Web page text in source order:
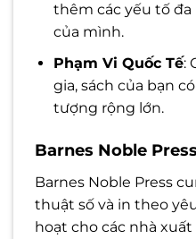
thêm các yếu tố
của mình.
Phạm Vi Quốc Tế:
gia, sách của bạn
tượng rộng lớn.
Barnes Noble Press
Barnes Noble Press
thuật số và in theo
hoạt cho các nhà